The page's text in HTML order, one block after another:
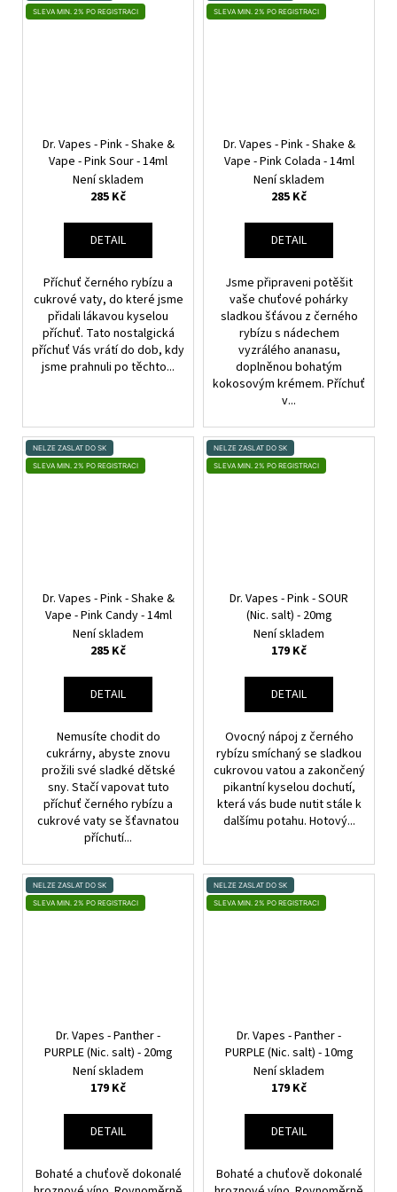
SLEVA MIN. 2% PO REGISTRACI
Dr. Vapes - Pink - Shake &
Vape - Pink Sour - 14ml
Není skladem
285 Kč
DETAIL
Příchuť černého rybízu a
cukrové vaty, do které jsme
přidali lákavou kyselou
příchuť. Tato nostalgická
příchuť Vás vrátí do dob, kdy
jsme prahnuli po těchto...
SLEVA MIN. 2% PO REGISTRACI
Dr. Vapes - Pink - Shake &
Vape - Pink Colada - 14ml
Není skladem
285 Kč
DETAIL
Jsme připraveni potěšit
vaše chuťové pohárky
sladkou šťávou z černého
rybízu s nádechem
vyzrálého ananasu,
doplněnou bohatým
kokosovým krémem. Příchuť
v...
NELZE ZASLAT DO SK
SLEVA MIN. 2% PO REGISTRACI
Dr. Vapes - Pink - Shake &
Vape - Pink Candy - 14ml
Není skladem
285 Kč
DETAIL
Nemusíte chodit do
cukrárny, abyste znovu
prožili své sladké dětské
sny. Stačí vapovat tuto
příchuť černého rybízu a
cukrové vaty se šťavnatou
příchutí...
NELZE ZASLAT DO SK
SLEVA MIN. 2% PO REGISTRACI
Dr. Vapes - Pink - SOUR
(Nic. salt) - 20mg
Není skladem
179 Kč
DETAIL
Ovocný nápoj z černého
rybízu smíchaný se sladkou
cukrovou vatou a zakončený
pikantní kyselou dochutí,
která vás bude nutit stále k
dalšímu potahu. Hotový...
NELZE ZASLAT DO SK
SLEVA MIN. 2% PO REGISTRACI
Dr. Vapes - Panther -
PURPLE (Nic. salt) - 20mg
Není skladem
179 Kč
DETAIL
Bohaté a chuťově dokonalé
NELZE ZASLAT DO SK
SLEVA MIN. 2% PO REGISTRACI
Dr. Vapes - Panther -
PURPLE (Nic. salt) - 10mg
Není skladem
179 Kč
DETAIL
Bohaté a chuťově dokonalé
u
JOYETECH